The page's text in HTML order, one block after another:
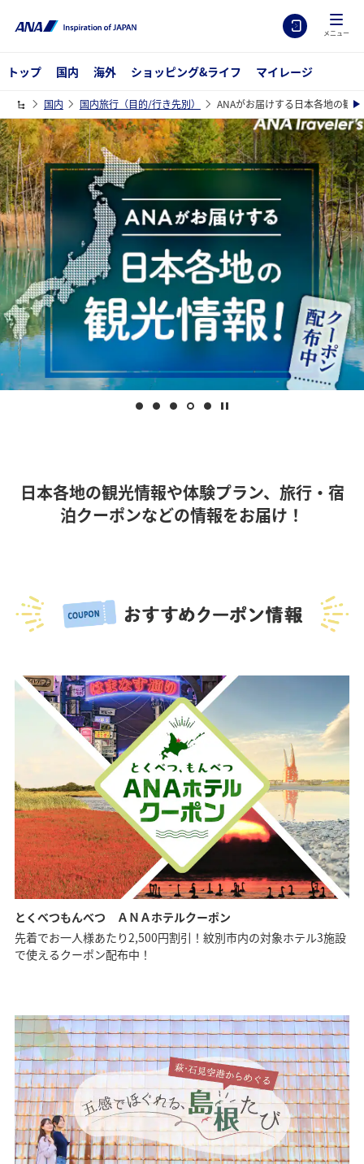
メニュー
トップ 国内 海外 ショッピング&ライフ マイレージ
国内 国内旅行（目的/行き先別） ANAがお届けする日本各地の観
日本各地の観光情報や体験プラン、旅行・宿
泊クーポンなどの情報をお届け！
とくべつもんべつ ＡＮＡホテルクーポン
先着でお一人様あたり2,500円割引！紋別市内の対象ホテル3施設
で使えるクーポン配布中！